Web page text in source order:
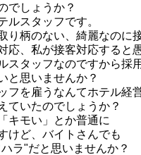
でしょうか？
ルスタッフです。
り柄のない、綺麗なのに
応、私が接客対応すると
スタッフなのですから採
と思いませんか？
フを雇うなんてホテル経
ていたのでしょうか？
キモい」とか普通に
けど、バイトさんでも
ラ"だと思いませんか？